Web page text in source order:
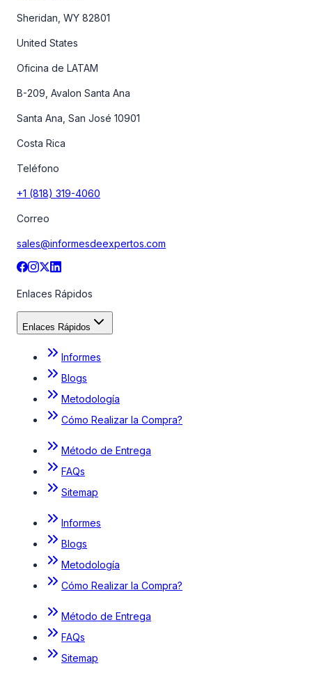
Sheridan, WY 82801
United States
Oficina de LATAM
B-209, Avalon Santa Ana
Santa Ana, San José 10901
Costa Rica
Teléfono
+1 (818) 319-4060
Correo
sales@informesdeexpertos.com
Enlaces Rápidos
Enlaces Rápidos
Informes
Blogs
Metodología
Cómo Realizar la Compra?
Método de Entrega
FAQs
Sitemap
Informes
Blogs
Metodología
Cómo Realizar la Compra?
Método de Entrega
FAQs
Sitemap